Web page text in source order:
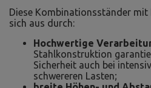
Diese Kombinationsständer mit
sich aus durch:
Hochwertige
Stahlkonstruktion
Sicherheit auch bei
schwereren Lasten;